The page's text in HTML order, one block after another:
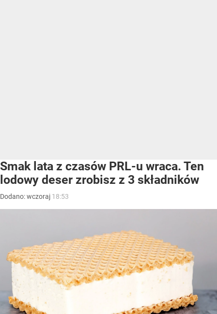
Smak lata z czasów PRL-u wraca. Ten
lodowy deser zrobisz z 3 składników
Dodano:wczoraj 18:53